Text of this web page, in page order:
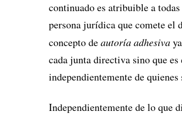
continuado es atribuible a
persona jurídica que comete el
concepto deautoría adhesiva
cada junta directiva sino que
independientemente de
Independientemente de lo que